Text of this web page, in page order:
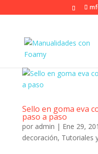
Sello en goma eva
paso a paso
por admin | Ene 29,
decoración, Tutoriales